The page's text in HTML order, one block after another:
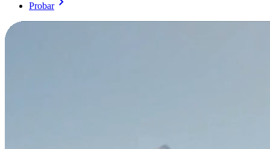
Probar